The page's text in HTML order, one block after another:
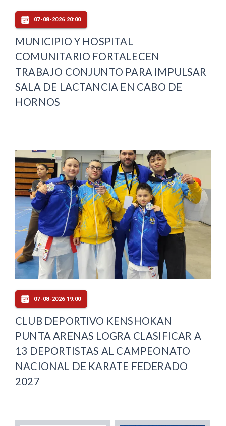
07-08-2026 20:00
MUNICIPIO Y HOSPITAL
COMUNITARIO FORTALECEN
TRABAJO CONJUNTO PARA IMPULSAR
SALA DE LACTANCIA EN CABO DE
HORNOS
07-08-2026 19:00
CLUB DEPORTIVO KENSHOKAN
PUNTA ARENAS LOGRA CLASIFICAR A
13 DEPORTISTAS AL CAMPEONATO
NACIONAL DE KARATE FEDERADO
2027